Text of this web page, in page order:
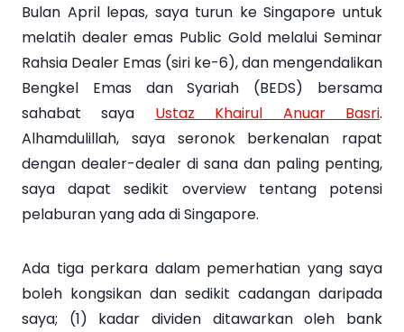
Bulan April lepas, saya turun ke Singapore untuk
melatih dealer emas Public Gold melalui Seminar
Rahsia Dealer Emas (siri ke-6), dan mengendalikan
Bengkel Emas dan Syariah (BEDS) bersama
sahabat saya Ustaz Khairul Anuar Basri.
Alhamdulillah, saya seronok berkenalan rapat
dengan dealer-dealer di sana dan paling penting,
saya dapat sedikit overview tentang potensi
pelaburan yang ada di Singapore.
Ada tiga perkara dalam pemerhatian yang saya
boleh kongsikan dan sedikit cadangan daripada
saya; (1) kadar dividen ditawarkan oleh bank